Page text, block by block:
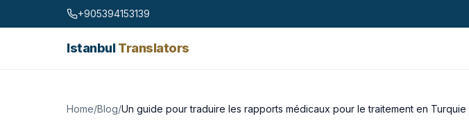
Skip to content +905394153139
IstanbulTranslators
Home/Blog/Un guide pour traduire les rapports médicaux pour le traitement en Turquie